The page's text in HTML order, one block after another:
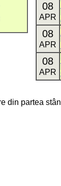
08
APR
08
APR
08
APR
din partea